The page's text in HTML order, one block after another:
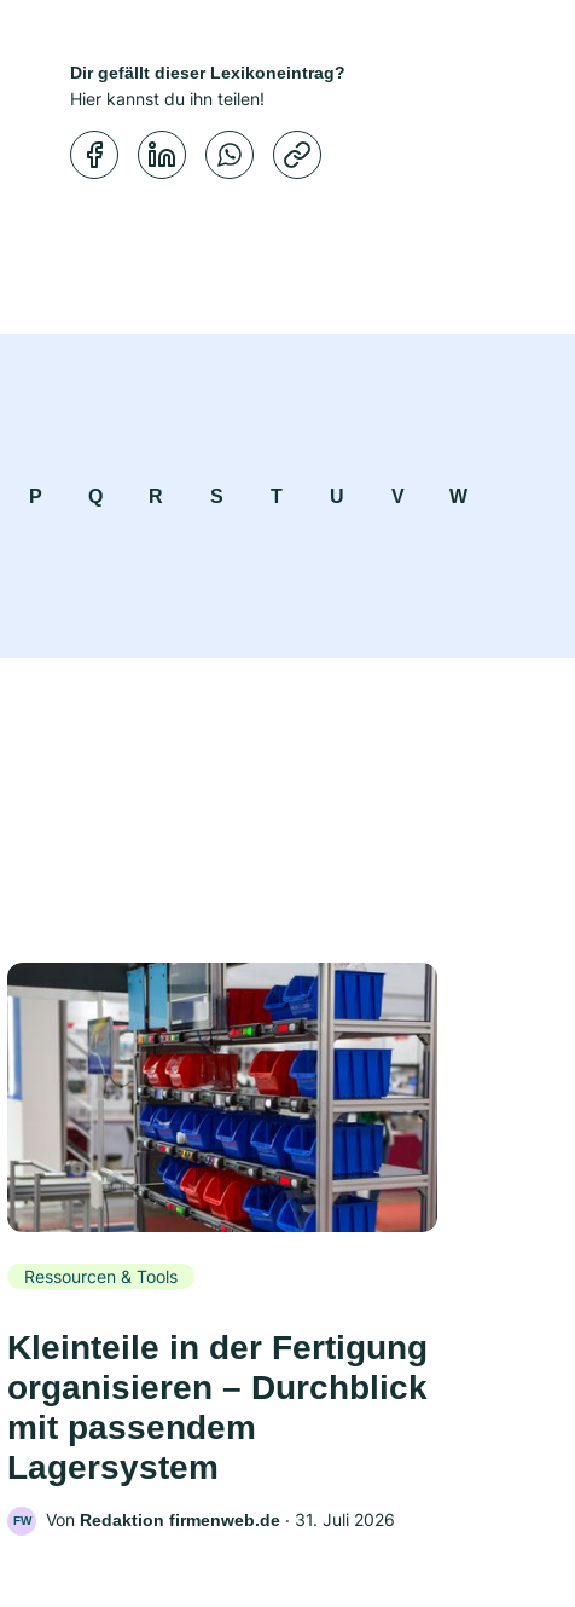
Dir gefällt dieser Lexikoneintrag?
Hier kannst du ihn teilen!
P Q R S T U V W
Ressourcen & Tools
Kleinteile in der Fertigung
organisieren – Durchblick
mit passendem
Lagersystem
FW Von Redaktion firmenweb.de ‧ 31. Juli 2026